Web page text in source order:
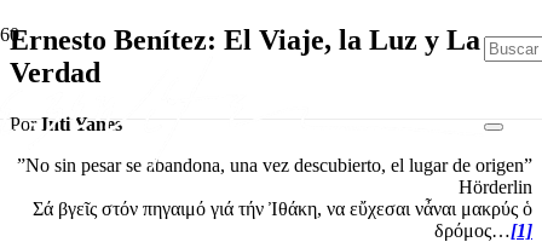
Ernesto Benítez: El Viaje, la Luz y La
Verdad
PorInti Yanes
”No sin pesar se abandona, una vez descubierto, el lugar de origen”
Hörderlin
Σά βγεῖς στόν πηγαιμό γιά τήν Ἰθάκη, να εὔχεσαι νἆναι μακρύς ὁ
δρόμος…[1]